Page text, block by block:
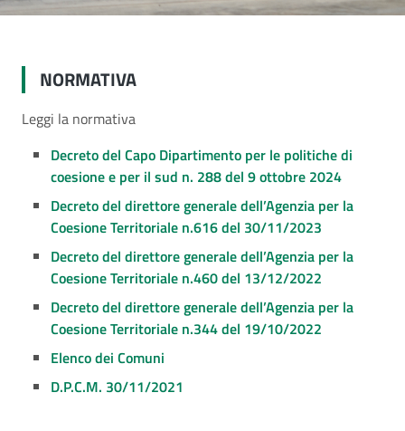
NORMATIVA
Leggi la normativa
Decreto del Capo Dipartimento per le politiche di
coesione e per il sud n. 288 del 9 ottobre 2024
Decreto del direttore generale dell’Agenzia per la
Coesione Territoriale n.616 del 30/11/2023
Decreto del direttore generale dell’Agenzia per la
Coesione Territoriale n.460 del 13/12/2022
Decreto del direttore generale dell’Agenzia per la
Coesione Territoriale n.344 del 19/10/2022
Elenco dei Comuni
D.P.C.M. 30/11/2021